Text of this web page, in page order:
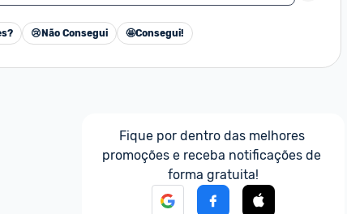
😢 Não Consegui 🤩Consegui!
Fique por dentro das melhores
promoções e receba notificações de
forma gratuita!